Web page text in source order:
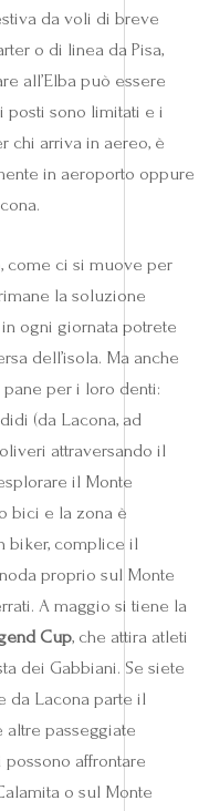
da voli di breve
o di linea da Pisa,
all’Elba può essere
posti sono limitati e i
chi arriva in aereo, è
in aeroporto oppure
come ci si muove per
la soluzione
ogni giornata potrete
dell’isola. Ma anche
per i loro denti:
(da Lacona, ad
attraversando il
il Monte
bici e la zona è
biker, complice il
proprio sul Monte
A maggio si tiene la
Cup, che attira atleti
dei Gabbiani. Se siete
da Lacona parte il
altre passeggiate
affrontare
o sul Monte